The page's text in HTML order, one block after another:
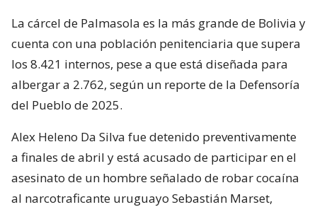
La cárcel de Palmasola es la más grande de Bolivia y
cuenta con una población penitenciaria que supera
los 8.421 internos, pese a que está diseñada para
albergar a 2.762, según un reporte de la Defensoría
del Pueblo de 2025.
Alex Heleno Da Silva fue detenido preventivamente
a finales de abril y está acusado de participar en el
asesinato de un hombre señalado de robar cocaína
al narcotraficante uruguayo Sebastián Marset,